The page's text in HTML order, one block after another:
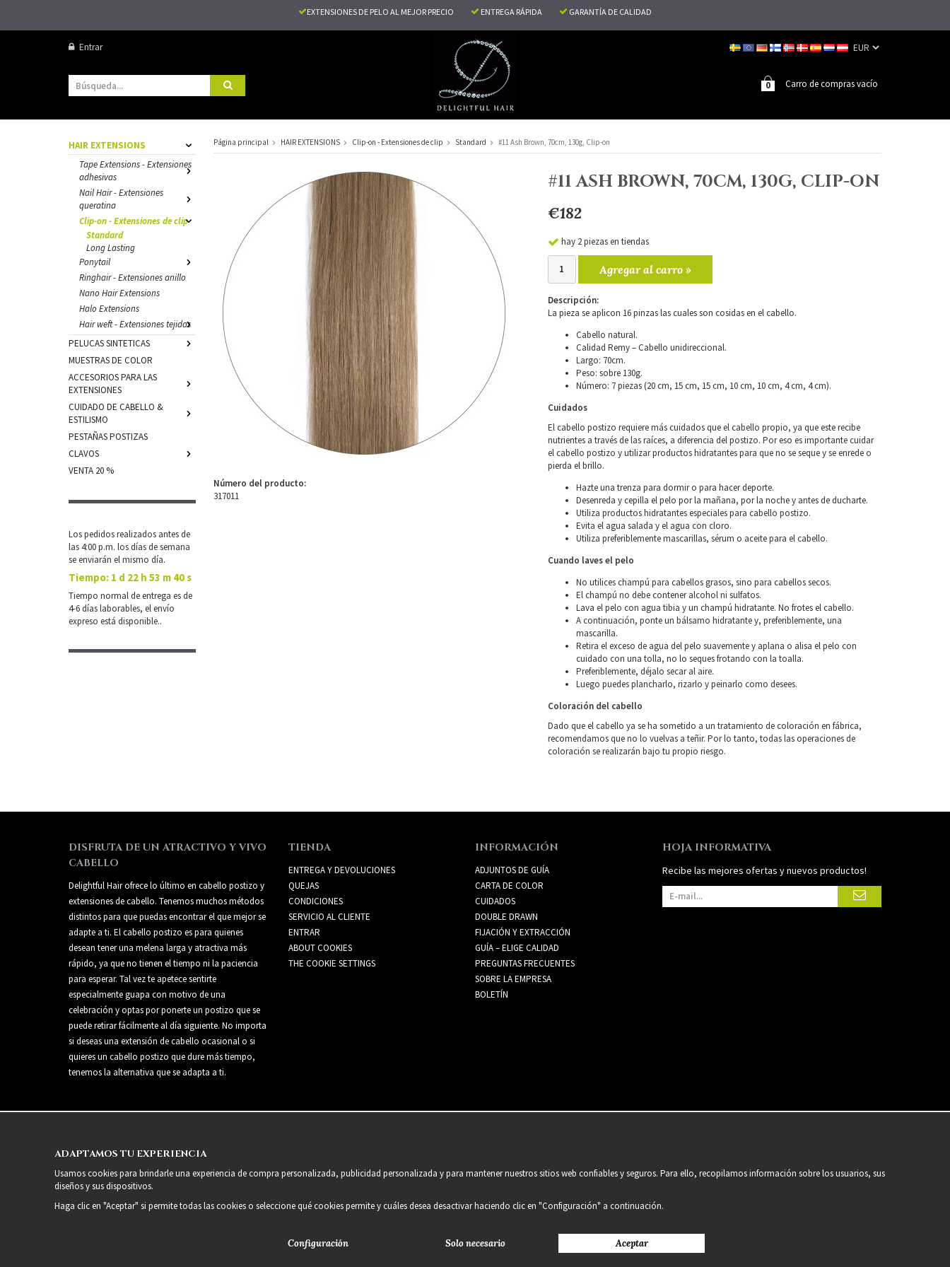
EXTENSIONES DE PELO AL MEJOR PRECIO ENTREGA RÁPIDA GARANTÍA DE CALIDAD
Entrar
Carro de compras vacío
0
HAIR EXTENSIONS
Tape Extensions - Extensiones
adhesivas
Nail Hair - Extensiones
queratina
Clip-on - Extensiones de clip
Standard
Long Lasting
Ponytail
Ringhair - Extensiones anillo
Nano Hair Extensions
Halo Extensions
Hair weft - Extensiones tejidas
PELUCAS SINTETICAS
MUESTRAS DE COLOR
ACCESORIOS PARA LAS
EXTENSIONES
CUIDADO DE CABELLO &
ESTILISMO
PESTAÑAS POSTIZAS
CLAVOS
VENTA 20 %
Los pedidos realizados antes de
las 4:00 p.m. los días de semana
se enviarán el mismo día.
Tiempo: 1 d 22 h 53 m 40 s
Tiempo normal de entrega es de
4-6 días laborables, el envío
expreso está disponible..
Página principal HAIR EXTENSIONS Clip-on - Extensiones de clip Standard #11 Ash Brown, 70cm, 130g, Clip-on
#11 ASH BROWN, 70CM, 130G, CLIP-ON
€182
hay 2 piezas en tiendas
Agregar al carro »
Descripción:
La pieza se aplicon 16 pinzas las cuales son cosidas en el cabello.
Cabello natural.
Calidad Remy – Cabello unidireccional.
Largo: 70cm.
Peso: sobre 130g.
Número: 7 piezas (20 cm, 15 cm, 15 cm, 10 cm, 10 cm, 4 cm, 4 cm).
Cuidados
El cabello postizo requiere más cuidados que el cabello propio, ya que este recibe
nutrientes a través de las raíces, a diferencia del postizo. Por eso es importante cuidar
el cabello postizo y utilizar productos hidratantes para que no se seque y se enrede o
pierda el brillo.
Hazte una trenza para dormir o para hacer deporte.
Desenreda y cepilla el pelo por la mañana, por la noche y antes de ducharte.
Utiliza productos hidratantes especiales para cabello postizo.
Evita el agua salada y el agua con cloro.
Utiliza preferiblemente mascarillas, sérum o aceite para el cabello.
Cuando laves el pelo
No utilices champú para cabellos grasos, sino para cabellos secos.
El champú no debe contener alcohol ni sulfatos.
Lava el pelo con agua tibia y un champú hidratante. No frotes el cabello.
A continuación, ponte un bálsamo hidratante y, preferiblemente, una
mascarilla.
Retira el exceso de agua del pelo suavemente y aplana o alisa el pelo con
cuidado con una tolla, no lo seques frotando con la toalla.
Preferiblemente, déjalo secar al aire.
Luego puedes plancharlo, rizarlo y peinarlo como desees.
Coloración del cabello
Dado que el cabello ya se ha sometido a un tratamiento de coloración en fábrica,
recomendamos que no lo vuelvas a teñir. Por lo tanto, todas las operaciones de
coloración se realizarán bajo tu propio riesgo.
Número del producto:
317011
DISFRUTA DE UN ATRACTIVO Y VIVO
CABELLO
Delightful Hair ofrece lo último en cabello postizo y
extensiones de cabello. Tenemos muchos métodos
distintos para que puedas encontrar el que mejor se
adapte a ti. El cabello postizo es para quienes
desean tener una melena larga y atractiva más
rápido, ya que no tienen el tiempo ni la paciencia
para esperar. Tal vez te apetece sentirte
especialmente guapa con motivo de una
celebración y optas por ponerte un postizo que se
puede retirar fácilmente al día siguiente. No importa
si deseas una extensión de cabello ocasional o si
quieres un cabello postizo que dure más tiempo,
tenemos la alternativa que se adapta a ti.
TIENDA
ENTREGA Y DEVOLUCIONES
QUEJAS
CONDICIONES
SERVICIO AL CLIENTE
ENTRAR
ABOUT COOKIES
THE COOKIE SETTINGS
INFORMACIÓN
ADJUNTOS DE GUÍA
CARTA DE COLOR
CUIDADOS
DOUBLE DRAWN
FIJACIÓN Y EXTRACCIÓN
GUÍA – ELIGE CALIDAD
PREGUNTAS FRECUENTES
SOBRE LA EMPRESA
BOLETÍN
HOJA INFORMATIVA
Recibe las mejores ofertas y nuevos productos!
2021 Delightful Hair
ADAPTAMOS TU EXPERIENCIA
Usamos cookies para brindarle una experiencia de compra personalizada, publicidad personalizada y para mantener nuestros sitios web confiables y seguros. Para ello, recopilamos información sobre los usuarios, sus
diseños y sus dispositivos.
Haga clic en "Aceptar" si permite todas las cookies o seleccione qué cookies permite y cuáles desea desactivar haciendo clic en "Configuración" a continuación.
Configuración Solo necesario Aceptar